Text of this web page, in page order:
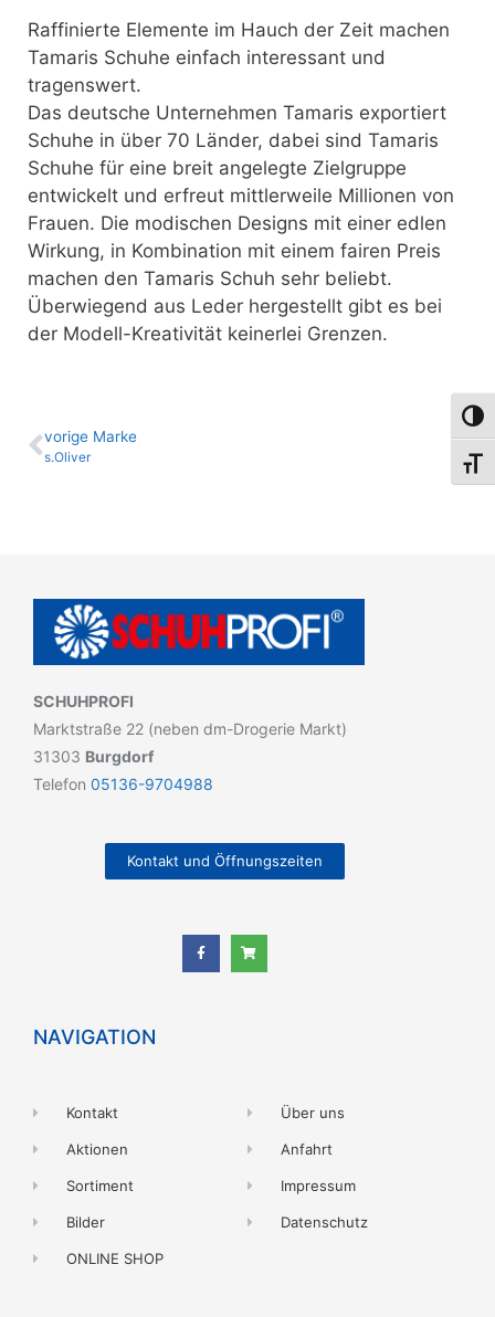
Raffinierte Elemente im Hauch der Zeit machen
Tamaris Schuhe einfach interessant und
tragenswert.
Das deutsche Unternehmen Tamaris exportiert
Schuhe in über 70 Länder, dabei sind Tamaris
Schuhe für eine breit angelegte Zielgruppe
entwickelt und erfreut mittlerweile Millionen von
Frauen. Die modischen Designs mit einer edlen
Wirkung, in Kombination mit einem fairen Preis
machen den Tamaris Schuh sehr beliebt.
Überwiegend aus Leder hergestellt gibt es bei
der Modell-Kreativität keinerlei Grenzen.
vo­ri­ge Marke
s.Oliver
SCHUHPROFI
Marktstraße 22 (neben dm-Drogerie Markt)
31303 Burgdorf
Telefon 05136-9704988
Kontakt und Öffnungszeiten
NAVIGATION
Kontakt
Aktionen
Sortiment
Bilder
ONLINE SHOP
Über uns
Anfahrt
Impressum
Datenschutz